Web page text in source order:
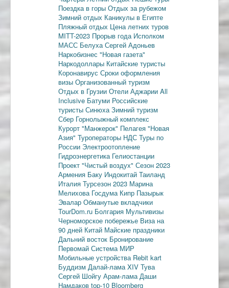
Поездка в горы Отдых за рубежом
Зимний отдых Каникулы в Египте
Пляжный отдых Цена летних туров
MITT-2023 Прорыв года Исполком
МАСС БелухаСергей Адоньев
Наркобизнес "Новая газета"
Наркодоллары Китайские туристы
Коронавирус Сроки оформления
визы Организованный туризм
Отдых в Грузии Отели Аджарии All
Inclusive Батуми Российские
туристы СинюхаЗимний туризм
Сбер Горнолыжный комплекс
Курорт "Манжерок" Пелагея "Новая
Азия" Туроператоры НДС Туры по
России Электроотопление
Гидроэнергетика Гелиостанции
Проект "Чистый воздух" Сезон 2023
Армения Баку Индокитай Таиланд
Италия Турсезон 2023 Марина
Мелихова Госдума Кипр Пазырык
Эвалар Обманутые вкладчики
TourDom.ru Болгария Мультивизы
Черноморское побережье Виза на
90 дней Китай Майские праздники
Дальний восток Бронирование
Первомай Система МИР
Мобильные устройства Rebit kart
Буддизм Далай-лама XIV Тува
Сергей Шойгу Арам-ламаДаши
Намдаков top-10 Bloomberg